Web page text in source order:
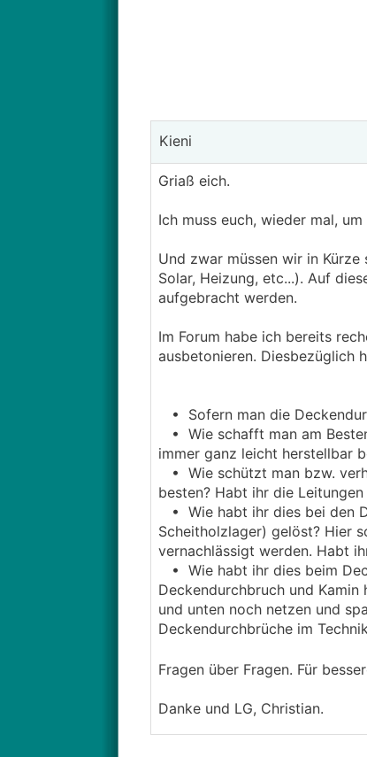
Kieni
Griaß eich.
Ich muss euch, wieder mal,
Und zwar müssen wir in Kürze
Solar, Heizung, etc...). Auf
aufgebracht werden.
Im Forum habe ich bereits
ausbetonieren. Diesbezüglich
• Sofern man die
• Wie schafft man am
immer ganz leicht herstellbar
• Wie schützt man bzw.
besten? Habt ihr die
• Wie habt ihr dies bei den
Scheitholzlager) gelöst? Hier
vernachlässigt werden. Habt
• Wie habt ihr dies beim
Deckendurchbruch und
und unten noch netzen und
Deckendurchbrüche im
Fragen über Fragen. Für
Danke und LG, Christian.